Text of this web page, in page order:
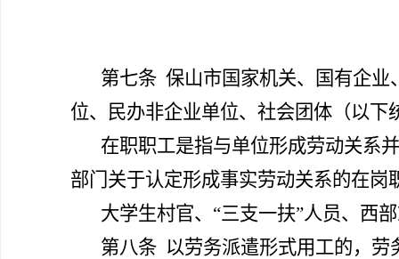
第七条 保山市国家机关、国有企
位、民办非企业单位、社会团体（以
在职职工是指与单位形成劳动关系
部门关于认定形成事实劳动关系的在岗
大学生村官、“三支一扶”人员、西
第八条 以劳务派遣形式用工的，